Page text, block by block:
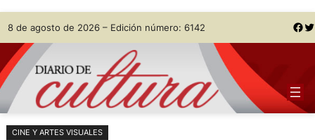
Saltar
al
contenido
Skip
to
content
8 de agosto de 2026 – Edición número: 6142 Facebook Twitter
CINE Y ARTES VISUALES